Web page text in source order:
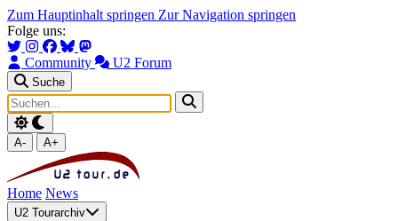
Zum Hauptinhalt springen Zur Navigation springen
Folge uns:
Community U2 Forum
Suche
A- A+
Home News
U2 Tourarchiv